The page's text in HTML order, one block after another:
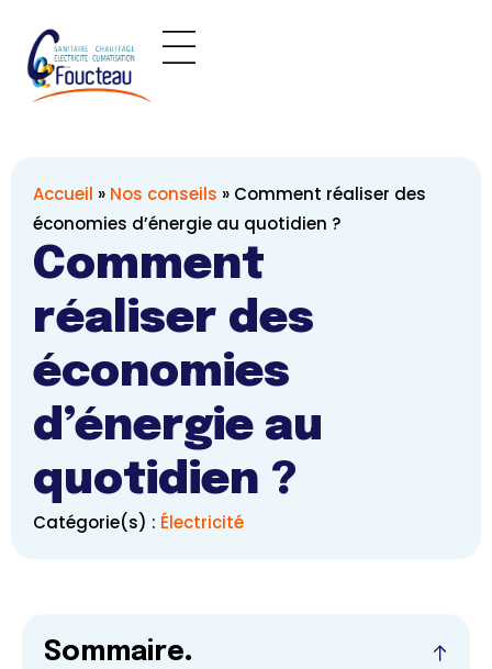
Accueil » Nos conseils » Comment réaliser des
économies d’énergie au quotidien ?
Comment
réaliser des
économies
d’énergie au
quotidien ?
Catégorie(s) : Électricité
Sommaire.